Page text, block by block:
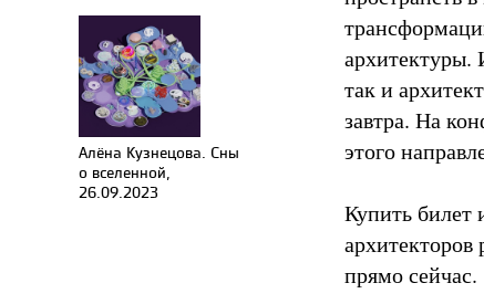
Алёна Кузнецова. Сны
о вселенной,
26.09.2023
архитектуры.
так и
завтра. На
этого
Купить билет
архитекторов
прямо сейчас.